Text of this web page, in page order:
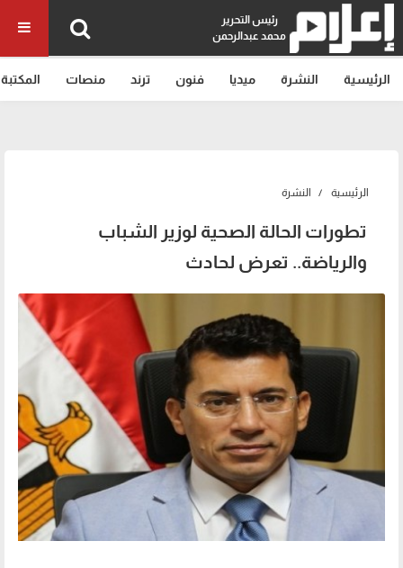
رئيس التحرير
محمد عبدالرحمن
الرئيسية النشرة ميديا فنون ترند منصات المكتبة
الرئيسية النشرة
تطورات الحالة الصحية لوزير الشباب
والرياضة.. تعرض لحادث